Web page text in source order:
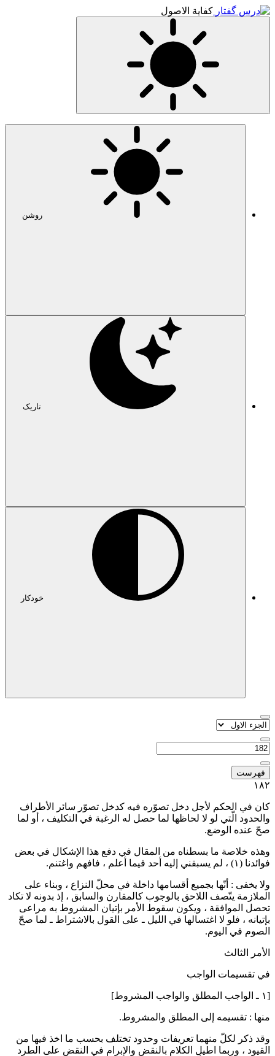
کفایة الاصول
روشن
فهرست
١٨٢
كان في الحكم لأجل دخل تصوّره فيه كدخل تصوّر سائر الأطراف
والحدود الّتي لو لا لحاظها لما حصل له الرغبة في التكليف ، أو لما
صحّ عنده الوضع.
وهذه خلاصة ما بسطناه من المقال في دفع هذا الإشكال في بعض
فوائدنا (١) ، لم يسبقني إليه أحد فيما أعلم ، فافهم واغتنم.
ولا يخفى : أنّها بجميع أقسامها داخلة في محلّ النزاع ، وبناء على
الملازمة يتّصف اللاحق بالوجوب كالمقارن والسابق ، إذ بدونه لا تكاد
تحصل الموافقة ، ويكون سقوط الأمر بإتيان المشروط به مراعى
بإتيانه ، فلو لا اغتسالها في الليل ـ على القول بالاشتراط ـ لما صحّ
الصوم في اليوم.
الأمر الثالث
في تقسيمات الواجب
[١ ـ الواجب المطلق والواجب المشروط]
منها : تقسيمه إلى المطلق والمشروط.
وقد ذكر لكلّ منهما تعريفات وحدود تختلف بحسب ما اخذ فيها من
القيود ، وربما اطيل الكلام بالنقض والإبرام في النقض على الطرد